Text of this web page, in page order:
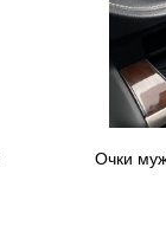
Очки